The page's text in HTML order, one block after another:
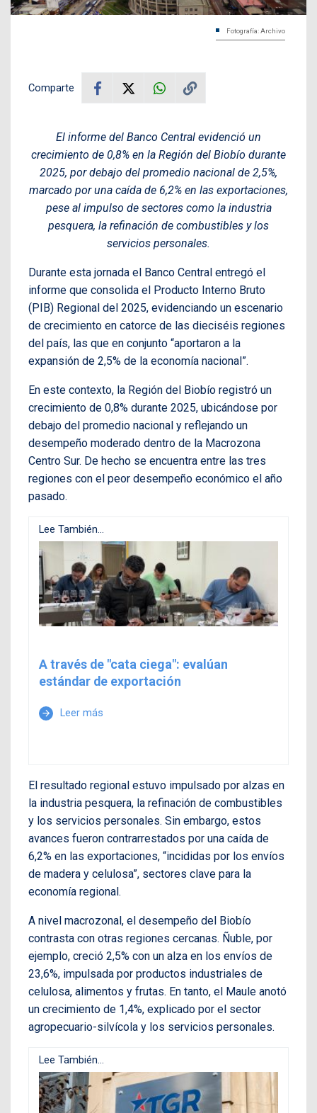
Fotografía: Archivo
Comparte
El informe del Banco Central evidenció un
crecimiento de 0,8% en la Región del Biobío durante
2025, por debajo del promedio nacional de 2,5%,
marcado por una caída de 6,2% en las exportaciones,
pese al impulso de sectores como la industria
pesquera, la refinación de combustibles y los
servicios personales.
Durante esta jornada el Banco Central entregó el
informe que consolida el Producto Interno Bruto
(PIB) Regional del 2025, evidenciando un escenario
de crecimiento en catorce de las dieciséis regiones
del país, las que en conjunto “aportaron a la
expansión de 2,5% de la economía nacional”.
En este contexto, la Región del Biobío registró un
crecimiento de 0,8% durante 2025, ubicándose por
debajo del promedio nacional y reflejando un
desempeño moderado dentro de la Macrozona
Centro Sur. De hecho se encuentra entre las tres
regiones con el peor desempeño económico el año
pasado.
Lee También...
A través de "cata ciega": evalúan
estándar de exportación
arrow_forward Leer más
El resultado regional estuvo impulsado por alzas en
la industria pesquera, la refinación de combustibles
y los servicios personales. Sin embargo, estos
avances fueron contrarrestados por una caída de
6,2% en las exportaciones, “incididas por los envíos
de madera y celulosa”, sectores clave para la
economía regional.
A nivel macrozonal, el desempeño del Biobío
contrasta con otras regiones cercanas. Ñuble, por
ejemplo, creció 2,5% con un alza en los envíos de
23,6%, impulsada por productos industriales de
celulosa, alimentos y frutas. En tanto, el Maule anotó
un crecimiento de 1,4%, explicado por el sector
agropecuario-silvícola y los servicios personales.
Lee También...